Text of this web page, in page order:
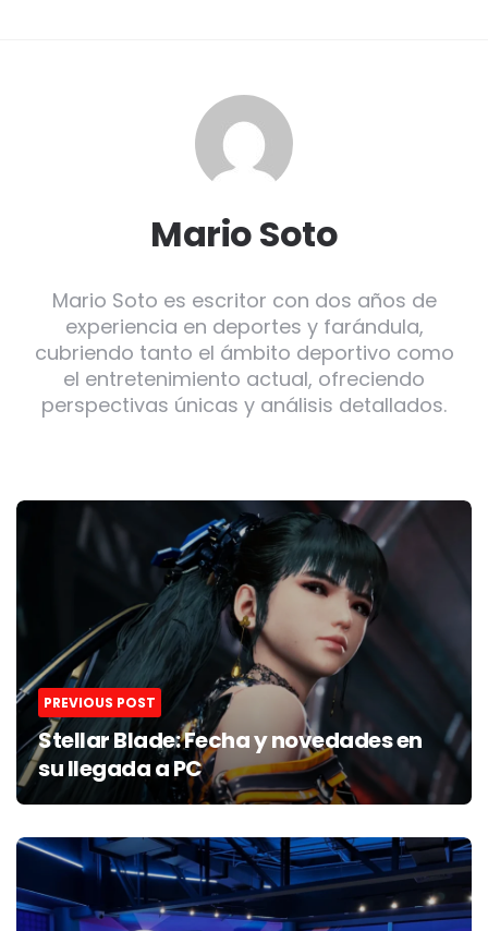
Mario Soto
Mario Soto es escritor con dos años de
experiencia en deportes y farándula,
cubriendo tanto el ámbito deportivo como
el entretenimiento actual, ofreciendo
perspectivas únicas y análisis detallados.
Post
navigation
PREVIOUS POST
Stellar Blade: Fecha y novedades en
su llegada a PC